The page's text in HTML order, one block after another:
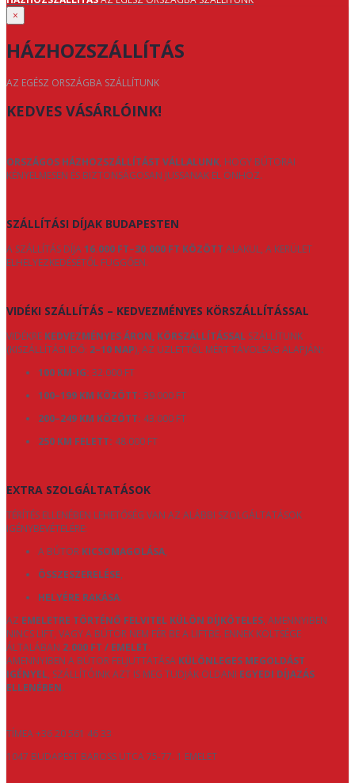
×
HÁZHOZSZÁLLÍTÁS
AZ EGÉSZ ORSZÁGBA SZÁLLÍTUNK
KEDVES VÁSÁRLÓINK!
ORSZÁGOS HÁZHOZSZÁLLÍTÁST VÁLLALUNK, HOGY BÚTORAI
KÉNYELMESEN ÉS BIZTONSÁGOSAN JUSSANAK EL ÖNHÖZ.
SZÁLLÍTÁSI DÍJAK BUDAPESTEN
A SZÁLLÍTÁS DÍJA16.000 FT–30.000 FT KÖZÖTT ALAKUL, A KERÜLET
ELHELYEZKEDÉSÉTŐL FÜGGŐEN.
VIDÉKI SZÁLLÍTÁS – KEDVEZMÉNYES KÖRSZÁLLÍTÁSSAL
VIDÉKRE KEDVEZMÉNYES ÁRON, KÖRSZÁLLÍTÁSSAL SZÁLLÍTUNK
(KISZÁLLÍTÁSI IDŐ: 2–10 NAP), AZ ÜZLETTŐL MÉRT TÁVOLSÁG ALAPJÁN:
100 KM-IG: 32.000 FT
100–199 KM KÖZÖTT: 39.000 FT
200–249 KM KÖZÖTT: 43.000 FT
250 KM FELETT: 48.000 FT
EXTRA SZOLGÁLTATÁSOK
TÉRÍTÉS ELLENÉBEN LEHETŐSÉG VAN AZ ALÁBBI SZOLGÁLTATÁSOK
IGÉNYBEVÉTELÉRE:
A BÚTOR KICSOMAGOLÁSA,
ÖSSZESZERELÉSE,
HELYÉRE RAKÁSA.
AZ EMELETRE TÖRTÉNŐ FELVITEL KÜLÖN DÍJKÖTELES, AMENNYIBEN
NINCS LIFT, VAGY A BÚTOR NEM FÉR BE A LIFTBE. ENNEK KÖLTSÉGE
ÁLTALÁBAN 2.000 FT / EMELET.
AMENNYIBEN A BÚTOR FELJUTTATÁSA KÜLÖNLEGES MEGOLDÁST
IGÉNYEL, SZÁLLÍTÓINK AZT IS MEG TUDJÁK OLDANI EGYEDI DÍJAZÁS
ELLENÉBEN.
TÍMEA +36 20 561 46 33
1047 BUDAPEST BAROSS UTCA 75-77. 1 EMELET